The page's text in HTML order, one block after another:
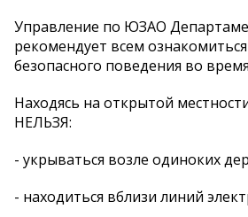
Управление по ЮЗАО
рекомендует всем
безопасного поведения во
Находясь на открытой
НЕЛЬЗЯ:
- укрываться возле одиноких
- находиться вблизи линий